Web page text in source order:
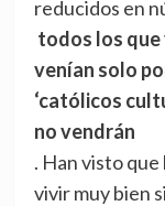
reducidos en
todos los que
venían solo
‘católicos
no vendrán
. Han visto que
vivir muy bien